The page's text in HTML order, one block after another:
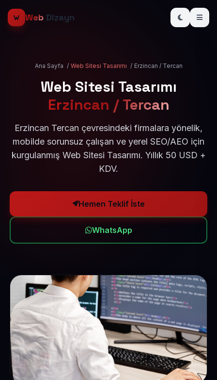
Web Dizayn
Ana Sayfa / Web Sitesi Tasarımı / Erzincan / Tercan
Web Sitesi Tasarımı
Erzincan / Tercan
Erzincan Tercan çevresindeki firmalara yönelik,
mobilde sorunsuz çalışan ve yerel SEO/AEO için
kurgulanmış Web Sitesi Tasarımı. Yıllık 50 USD +
KDV.
Hemen Teklif İste
WhatsApp